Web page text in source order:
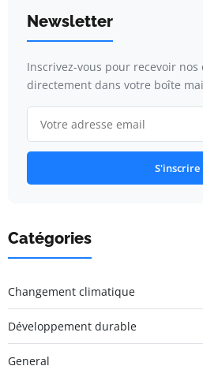
Newsletter
Inscrivez-vous pour recevoir
directement dans votre boîte
S'inscrire
Catégories
Changement climatique
Développement durable
General